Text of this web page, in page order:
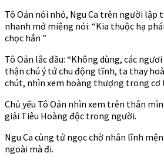
Tô Oản nói nhỏ, Ngu Ca trên người lập
nhanh mở miệng nói: “Kia thuộc hạ
chọc hắn ”
Tô Oản lắc đầu: “Không dùng, các
thận chú ý tứ chu động tĩnh, ta thay
chút, nhìn xem hoàng thượng trong cơ
Chủ yếu Tô Oản nhìn xem trên thân
giải Tiêu Hoàng độc trong người.
Ngu Ca cùng tử ngọc chờ nhân lĩnh
ngoài mà đi.